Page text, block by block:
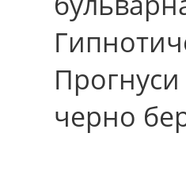
черно